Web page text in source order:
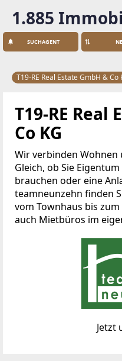
1.885
SUCHAGENT
T19-RE Real Estate GmbH & Co
T19-RE Real
Co KG
Wir verbinden Wohnen
Gleich, ob Sie
brauchen oder eine
teamneunzehn finden
vom Townhaus bis
auch Mietbüros im
Jetzt